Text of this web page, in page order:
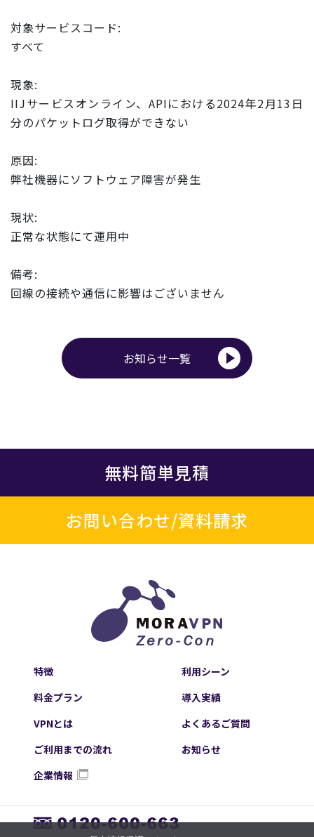
対象サービスコード:
すべて
現象:
IIJサービスオンライン、APIにおける2024年2月13日
分のパケットログ取得ができない
原因:
弊社機器にソフトウェア障害が発生
現状:
正常な状態にて運用中
備考:
回線の接続や通信に影響はございません
お知らせ一覧
無料簡単見積
お問い合わせ/資料請求
特徴
利用シーン
料金プラン
導入実績
VPNとは
よくあるご質問
ご利用までの流れ
お知らせ
企業情報